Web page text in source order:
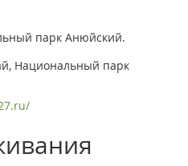
парк Анюйский.
Национальный парк